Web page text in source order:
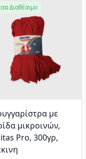
με
μικροινών,
Pro, 300γρ,
Διαθέσιμο